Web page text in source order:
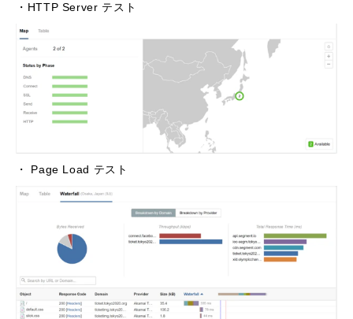
・HTTP Server テスト
・ Page Load テスト